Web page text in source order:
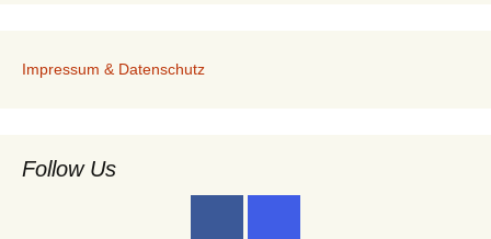
Impressum & Datenschutz
Follow Us